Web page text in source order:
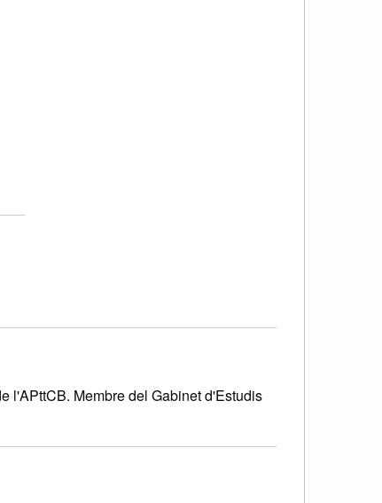
l'APttCB. Membre del Gabinet d'Estudis